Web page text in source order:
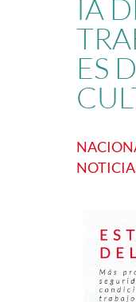
IA
ES